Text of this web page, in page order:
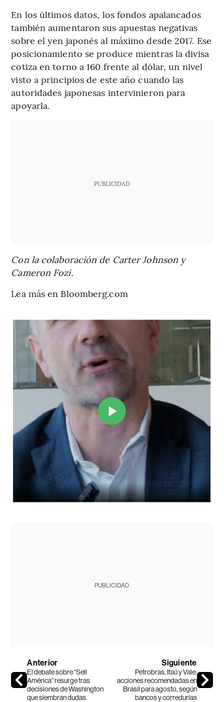
En los últimos datos, los fondos apalancados
también aumentaron sus apuestas negativas
sobre el yen japonés al máximo desde 2017. Ese
posicionamiento se produce mientras la divisa
cotiza en torno a 160 frente al dólar, un nivel
visto a principios de este año cuando las
autoridades japonesas intervinieron para
apoyarla.
PUBLICIDAD
Con la colaboración de Carter Johnson y
Cameron Fozi.
Lea más en Bloomberg.com
PUBLICIDAD
Anterior
El debate sobre “Sell
América” resurge tras
decisiones de Washington
que siembran dudas
Siguiente
Petrobras, Itaú y Vale:
acciones recomendadas en
Brasil para agosto, según
bancos y corredurías